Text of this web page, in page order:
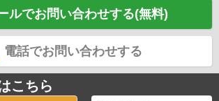
ルでお問い合わせする(無料)
電話でお問い合わせする
こちら